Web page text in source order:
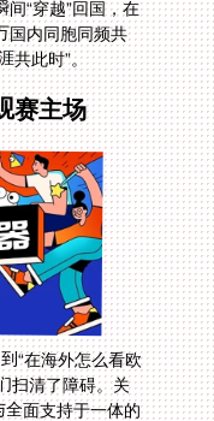
共此时”。
赛主场
“在海外怎么看欧
扫清了障碍。关
全面支持于一体的